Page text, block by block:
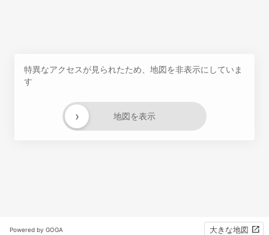
特異なアクセスが見られたため、地図を非表示にしていま
す
地図を表示
›
Powered by GOGA 大きな地図